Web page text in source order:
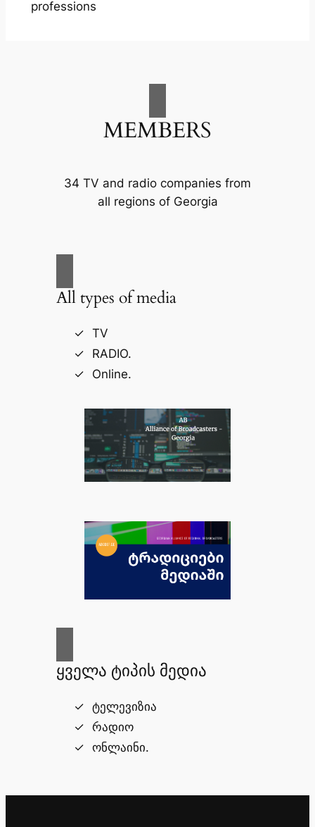
professions
MEMBERS
34 TV and radio companies from
all regions of Georgia
All types of media
TV
RADIO.
Online.
ყველა ტიპის მედია
ტელევიზია
რადიო
ონლაინი.